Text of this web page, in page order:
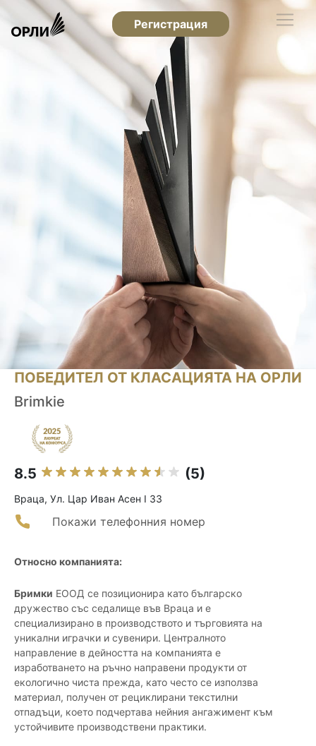
Регистрация
ПОБЕДИТЕЛ ОТ КЛАСАЦИЯТА НА ОРЛИ
Brimkie
8.5 (5)
Враца, Ул. Цар Иван Асен I 33
Покажи телефонния номер
Относно компанията:
Бримки ЕООД се позиционира като българско
дружество със седалище във Враца и е
специализирано в производството и търговията на
уникални играчки и сувенири. Централното
направление в дейността на компанията е
изработването на ръчно направени продукти от
екологично чиста прежда, като често се използва
материал, получен от рециклирани текстилни
отпадъци, което подчертава нейния ангажимент към
устойчивите производствени практики.